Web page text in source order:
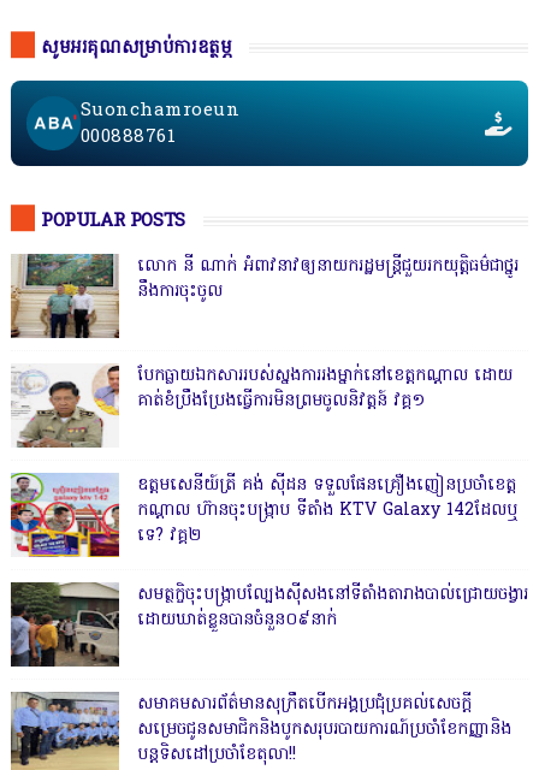
សូមអរគុណសម្រាប់ការឧត្ថម្ភ
Suonchamroeun
000888761
POPULAR POSTS
លោក នី ណាក់ អំពាវនាវឲ្យនាយករដ្ឋមន្ត្រីជួយរកយុត្តិធម៌ជាថ្នូរ
នឹងការចុះចូល
បែកធ្លាយឯកសាររបស់ស្នងការរងម្នាក់នៅខេត្តកណ្ដាល ដោយ
គាត់ខំប្រឹងប្រែងធ្វើការមិនព្រមចូលនិវត្តន៍ វគ្គ១
ឧត្តមសេនីយ៍ត្រី គង់ ស៊ីដន ទទួលផែនគ្រឿងញៀនប្រចាំខេត្ត
កណ្តាល ហ៊ានចុះបង្ក្រាប ទីតាំង KTV Galaxy 142ដែលឬ
ទេ? វគ្គ២
សមត្ថកិ្ចចុះបង្ក្រាបល្បែងស៊ីសងនៅទីតាំងតារាងបាល់ជ្រោយចង្វារ
ដោយឃាត់ខ្លួនបានចំនួន០៩នាក់
សមាគមសារព័ត៌មានសុក្រឹតបើកអង្គប្រជុំប្រគល់សេចក្តី
សម្រេចជូនសមាជិកនិងបូកសរុបរបាយការណ៍ប្រចាំខែកញ្ញានិង
បន្តទិសដៅប្រចាំខែតុលា!!